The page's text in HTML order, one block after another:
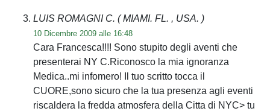
LUIS ROMAGNI C. ( MIAMI. FL. , USA. )
10 Dicembre 2009 alle 16:48
Cara Francesca!!!! Sono stupito degli aventi che
presenterai NY C.Riconosco la mia ignoranza
Medica..mi infomero! Il tuo scritto tocca il
CUORE,sono sicuro che la tua presenza agli eventi
riscaldera la fredda atmosfera della Citta di NYC> tu